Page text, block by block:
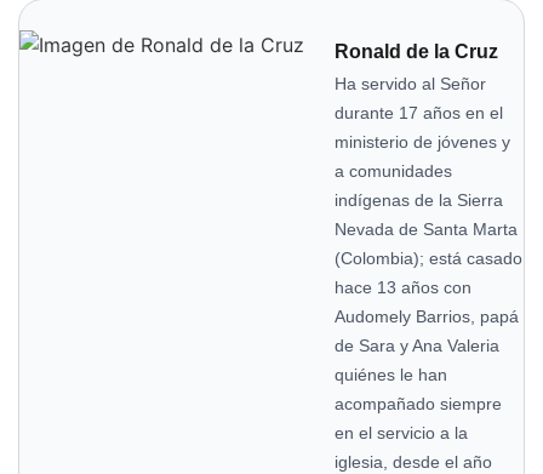
Ronald de la Cruz
Ha servido al Señor
durante 17 años en el
ministerio de jóvenes y
a comunidades
indígenas de la Sierra
Nevada de Santa Marta
(Colombia); está casado
hace 13 años con
Audomely Barrios, papá
de Sara y Ana Valeria
quiénes le han
acompañado siempre
en el servicio a la
iglesia, desde el año